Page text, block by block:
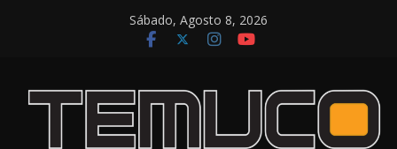
Sábado, Agosto 8, 2026